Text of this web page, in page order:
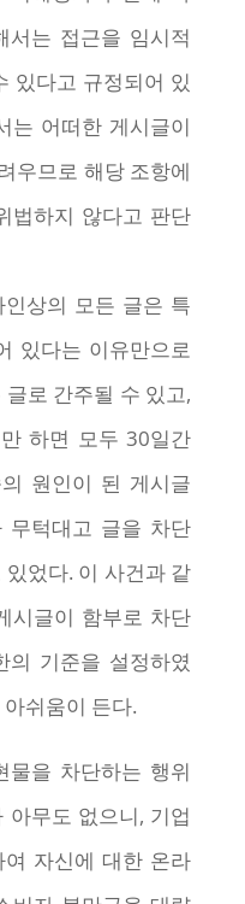
서는 접근을 임시적
있다고 규정되어 있
는 어떠한 게시글이
우므로 해당 조항에
법하지 않다고 판단
상의 모든 글은 특
있다는 이유만으로
로 간주될 수 있고,
하면 모두 30일간
원인이 된 게시글
무턱대고 글을 차단
었다. 이 사건과 같
시글이 함부로 차단
의 기준을 설정하였
쉬움이 든다.
물을 차단하는 행위
무도 없으니, 기업
자신에 대한 온라